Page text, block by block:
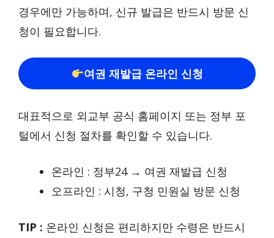
경우에만 가능하며, 신규 발급은 반드시 방문 신
청이 필요합니다.
여권 재발급 온라인 신청
대표적으로 외교부 공식 홈페이지 또는 정부 포
털에서 신청 절차를 확인할 수 있습니다.
온라인 : 정부24 → 여권 재발급 신청
오프라인 : 시청, 구청 민원실 방문 신청
TIP : 온라인 신청은 편리하지만 수령은 반드시